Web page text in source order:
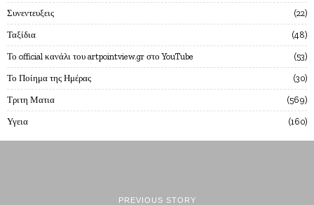
Συνεντευξεις 22
Ταξίδια 48
Το official κανάλι του artpointview.gr στο YouTube 53
Το Ποίημα της Ημέρας 30
Τριτη Ματια 569
Υγεια 160
PREVIOUS STORY